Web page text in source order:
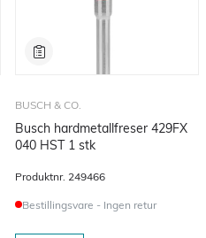
BUSCH & CO.
Busch hardmetallfreser 429FX
040 HST 1 stk
Produktnr. 249466
Bestillingsvare - Ingen retur